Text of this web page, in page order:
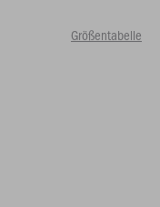
Größentabelle